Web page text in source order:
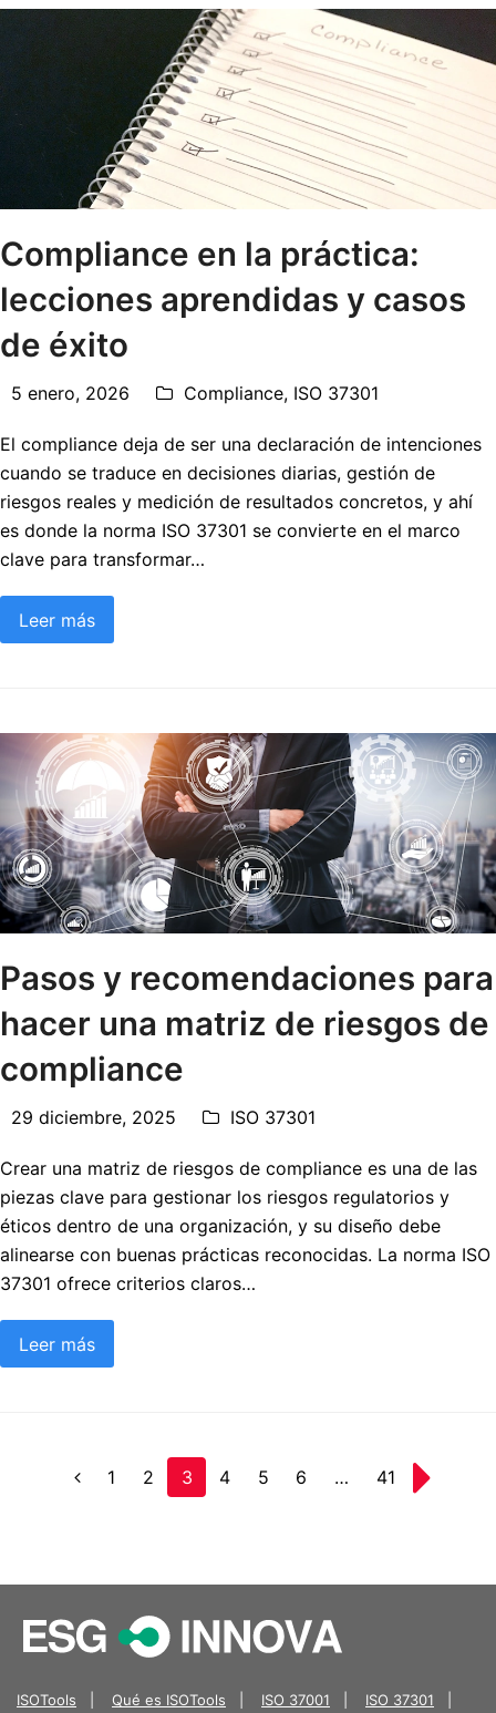
Compliance en la práctica:
lecciones aprendidas y casos
de éxito
5 enero, 2026 Compliance, ISO 37301
El compliance deja de ser una declaración de intenciones
cuando se traduce en decisiones diarias, gestión de
riesgos reales y medición de resultados concretos, y ahí
es donde la norma ISO 37301 se convierte en el marco
clave para transformar…
Leer más
Pasos y recomendaciones para
hacer una matriz de riesgos de
compliance
29 diciembre, 2025 ISO 37301
Crear una matriz de riesgos de compliance es una de las
piezas clave para gestionar los riesgos regulatorios y
éticos dentro de una organización, y su diseño debe
alinearse con buenas prácticas reconocidas. La norma ISO
37301 ofrece criterios claros…
Leer más
AnteriorPage
1 Page
2 Page
3 Page
4 Page
5 Page
6 … Page
41 Siguiente
ISOTools Qué es ISOTools ISO 37001 ISO 37301